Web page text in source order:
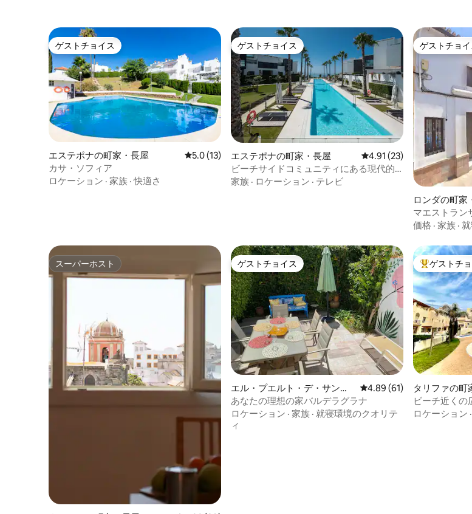
ゲストチョイス
ゲストチョイス
エステポナの町家・長屋 レビュー13件、5つ星中5.0つ星の平均評価
5.0 (13)
カサ・ソフィア
ロケーション · 家族 ·快適さ
ゲストチョイス
ゲストチョイス
エステポナの町家・長屋 レビュー23件、5つ星中
4.91 (23)
ビーチサイドコミュニティにある現代的
なタウンハウス
家族 · ロケーション · テレビ
ゲストチョイ
ゲストチョイ
ロンダの町家
マエストラン
ウス
価格 · 家族 ·
スーパーホスト
スーパーホスト ゲストチョイス
ゲストチョイス
エル・プエルト・デ・サン
タ・マリアの町家・長屋
レビュー61件、5つ星中
4.89 (61)
あなたの理想の家バルデラグラナ
ロケーション · 家族 · 就寝環境のクオリテ
ィ
大好評のゲ
ゲストチ
タリファの町
ビーチ近くの
ス
ロケーション ·